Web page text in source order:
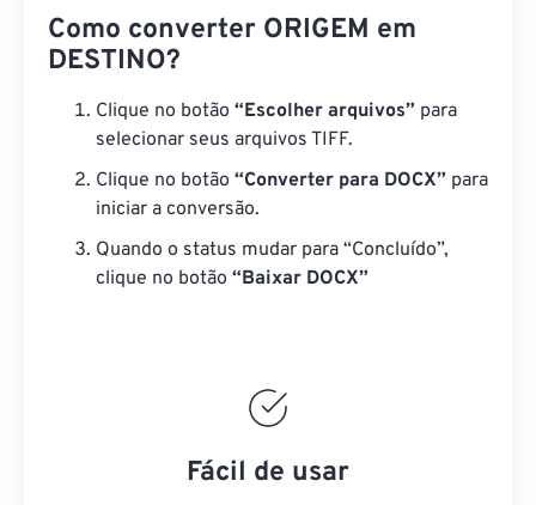
Como converter ORIGEM em
DESTINO?
Clique no botão “Escolher arquivos” para
selecionar seus arquivos TIFF.
Clique no botão “Converter para DOCX” para
iniciar a conversão.
Quando o status mudar para “Concluído”,
clique no botão “Baixar DOCX”
Fácil de usar